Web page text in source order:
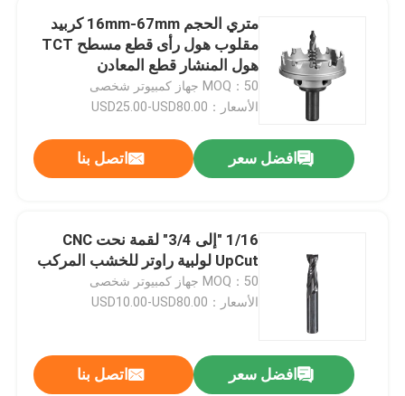
متري الحجم 16mm-67mm كربيد
مقلوب هول رأى قطع مسطح TCT
هول المنشار قطع المعادن
MOQ：50 جهاز كمبيوتر شخصى
الأسعار：USD25.00-USD80.00
افضل سعر اتصل بنا
1/16 "إلى 3/4" لقمة نحت CNC
UpCut لولبية راوتر للخشب المركب
MOQ：50 جهاز كمبيوتر شخصى
الأسعار：USD10.00-USD80.00
افضل سعر اتصل بنا